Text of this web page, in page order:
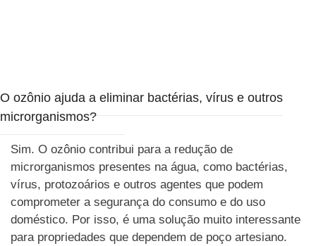
O ozônio ajuda a eliminar bactérias, vírus e outros
microrganismos?
Sim. O ozônio contribui para a redução de
microrganismos presentes na água, como bactérias,
vírus, protozoários e outros agentes que podem
comprometer a segurança do consumo e do uso
doméstico. Por isso, é uma solução muito interessante
para propriedades que dependem de poço artesiano.